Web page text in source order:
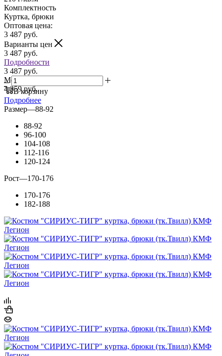
Комплектность
Куртка, брюки
Оптовая цена:
3 487 руб.
Варианты цен
3 487 руб.
Подробности
3 487 руб.
Мелкий опт:
4 359 руб.
В корзину
Подробнее
Размер—88-92
88-92
96-100
104-108
112-116
120-124
Рост—170-176
170-176
182-188